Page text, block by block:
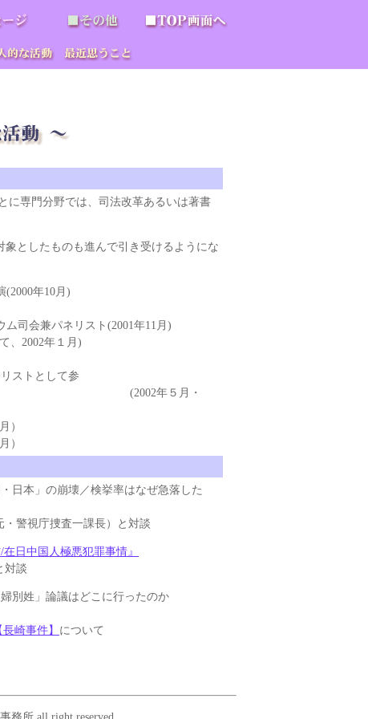
専門分野では、司法改革あるいは著書
としたものも進んで引き受けるようにな
(2000年10月)
司会兼パネリスト(2001年11月)
、2002年１月)
ストとして参
５月・
）
）
日本」の崩壊／検挙率はなぜ急落した
警視庁捜査一課長）と対談
/在日中国人極悪犯罪事情』
対談
別姓」論議はどこに行ったのか
長崎事件】 について